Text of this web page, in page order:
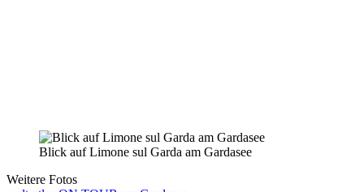
Blick auf Limone sul Garda am Gardasee
Weitere Fotos